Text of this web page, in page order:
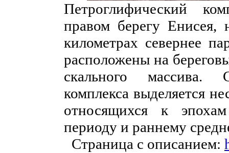
Петроглифический
правом берегу Енисея,
километрах севернее
расположены на
скального массива.
комплекса выделяется
относящихся к
периоду и раннему
Страница с описанием: